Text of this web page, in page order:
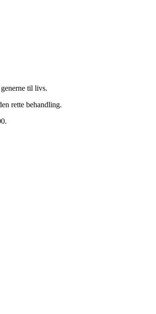
til livs.
rette behandling.